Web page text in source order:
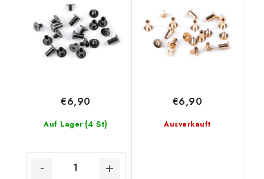
Auf Lager (4 St)
€6,90
Ausverkauft
€6,90